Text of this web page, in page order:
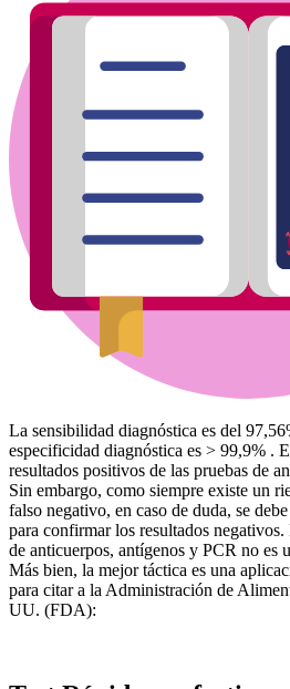
La sensibilidad diagnóstica es del
especificidad diagnóstica es > 99,9% .
resultados positivos de las pruebas de
Sin embargo, como siempre existe un
falso negativo, en caso de duda, se
para confirmar los resultados
de anticuerpos, antígenos y PCR no es
Más bien, la mejor táctica es una
para citar a la Administración de
UU. (FDA):